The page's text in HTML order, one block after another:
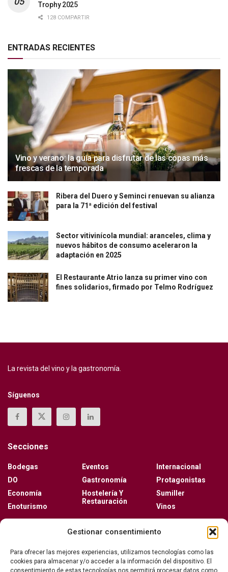
Gestionar consentimiento
Para ofrecer las mejores experiencias, utilizamos tecnologías como las
cookies para almacenar y/o acceder a la información del dispositivo. El
consentimiento de estas tecnologías nos permitirá procesar datos como
Trophy 2025
128 COMPARTIR
ENTRADAS RECIENTES
Vino y verano: la guía para disfrutar de las copas más
frescas de la temporada
Ribera del Duero y Seminci renuevan su alianza
para la 71ª edición del festival
Sector vitivinícola mundial: aranceles, clima y
nuevos hábitos de consumo aceleraron la
adaptación en 2025
El Restaurante Atrio lanza su primer vino con
fines solidarios, firmado por Telmo Rodríguez
La revista del vino y la gastronomía.
Síguenos
Secciones
Bodegas
DO
Economía
Enoturismo
Eventos
Gastronomía
Hostelería Y
Restauración
Internacional
Protagonistas
Sumiller
Vinos
Vino y verano: la guía para disfrutar de las copas
más frescas de la temporada